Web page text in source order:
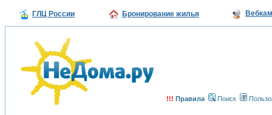
ГЛЦ России Бронирование жилья
!!! Правила Поиск